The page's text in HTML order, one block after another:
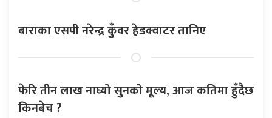
बाराका एसपी नरेन्द्र कुँवर हेडक्वाटर तानिए
फेरि तीन लाख नाघ्यो सुनको मूल्य, आज कतिमा हुँदैछ
किनबेच ?